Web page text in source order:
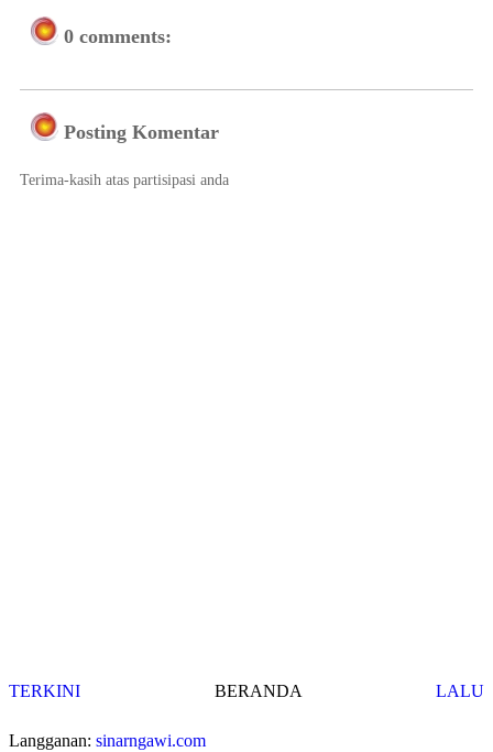
0 comments:
Posting Komentar
Terima-kasih atas partisipasi anda
TERKINI LALU
BERANDA
Langganan: sinarngawi.com